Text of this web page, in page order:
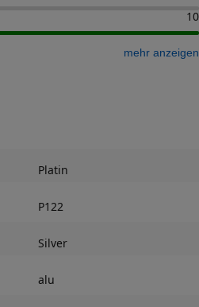
10
mehr anzeigen
Platin
P122
Silver
alu